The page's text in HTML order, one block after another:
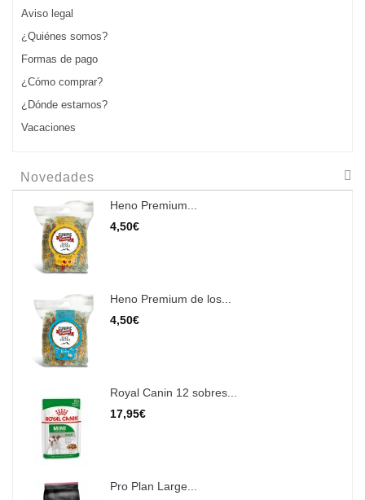
Aviso legal
¿Quiénes somos?
Formas de pago
¿Cómo comprar?
¿Dónde estamos?
Vacaciones
Novedades
Heno Premium...
4,50€
Heno Premium de los...
4,50€
Royal Canin 12 sobres...
17,95€
Pro Plan Large...